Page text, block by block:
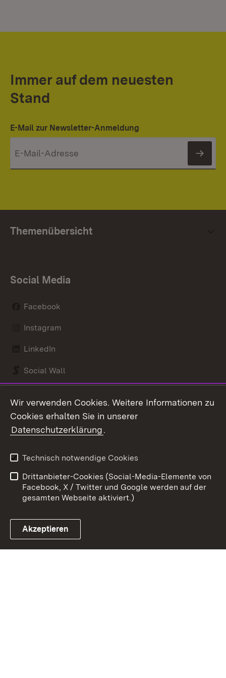
Immer auf dem neuesten
Stand
E-Mail zur Newsletter-Anmeldung
Themenübersicht
Social Media
Facebook
Instagram
LinkedIn
Social Wall
Link zum Landesportal
Kontakt
Barrierefreiheit
Impressum
Cookies
Wir verwenden Cookies. Weitere Informationen zu
Cookies erhalten Sie in unserer
Datenschutzerklärung.
Technisch notwendige Cookies
Drittanbieter-Cookies (Social-Media-Elemente von
Facebook, X / Twitter und Google werden auf der
gesamten Webseite aktiviert.)
Akzeptieren